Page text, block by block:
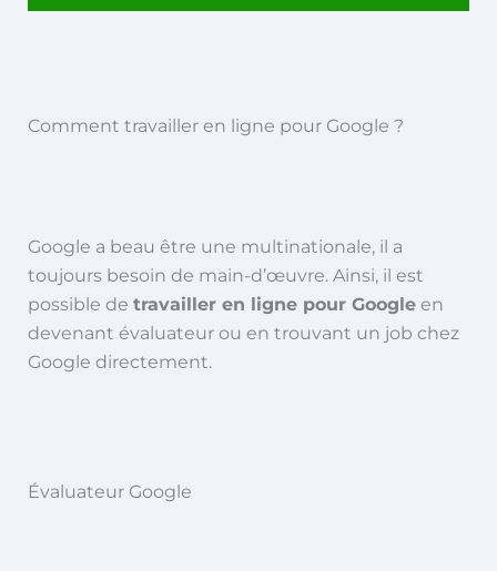
Comment travailler en ligne pour Google ?
Google a beau être une multinationale, il a
toujours besoin de main-d’œuvre. Ainsi, il est
possible de travailler en ligne pour Googleen
devenant évaluateur ou en trouvant un job chez
Google directement.
Évaluateur Google